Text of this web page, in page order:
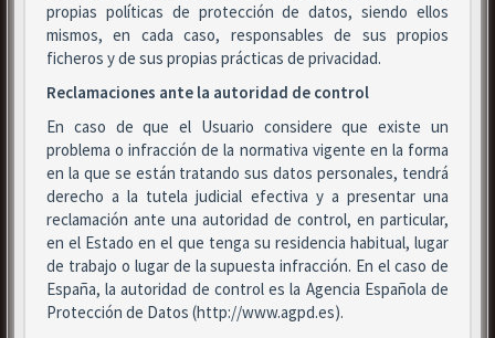
propias políticas de protección de datos, siendo ellos
mismos, en cada caso, responsables de sus propios
ficheros y de sus propias prácticas de privacidad.
Reclamaciones ante la autoridad de control
En caso de que el Usuario considere que existe un
problema o infracción de la normativa vigente en la forma
en la que se están tratando sus datos personales, tendrá
derecho a la tutela judicial efectiva y a presentar una
reclamación ante una autoridad de control, en particular,
en el Estado en el que tenga su residencia habitual, lugar
de trabajo o lugar de la supuesta infracción. En el caso de
España, la autoridad de control es la Agencia Española de
Protección de Datos (http://www.agpd.es).